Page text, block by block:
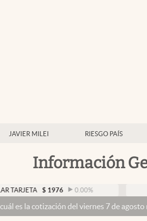
JAVIER MILEI RIESGO PAÍS
Información
$ 1976 0.00% DÓLAR
del viernes 7 de agosto minuto a